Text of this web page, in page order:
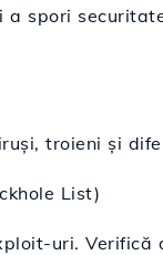
a spori
troieni și
List)
uri. Verifică